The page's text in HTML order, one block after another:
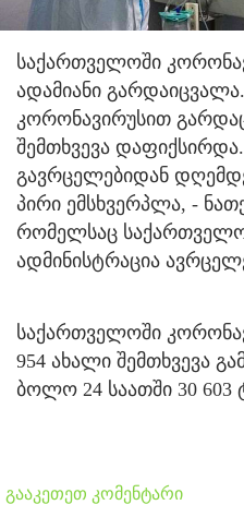
საქართველოში
ადამიანი
კორონავირუსით
შემთხვევა
გავრცელებიდან დღემდე
პირი ემსხვერპლა, -
რომელსაც
ადმინისტრაცია
საქართველოში
954 ახალი შემთხვევა
ბოლო 24 საათში 30 603
გააკეთეთ კომენტარი